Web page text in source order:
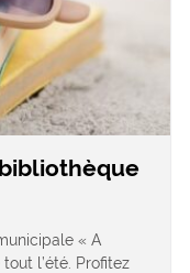
« A
l’été. Profitez